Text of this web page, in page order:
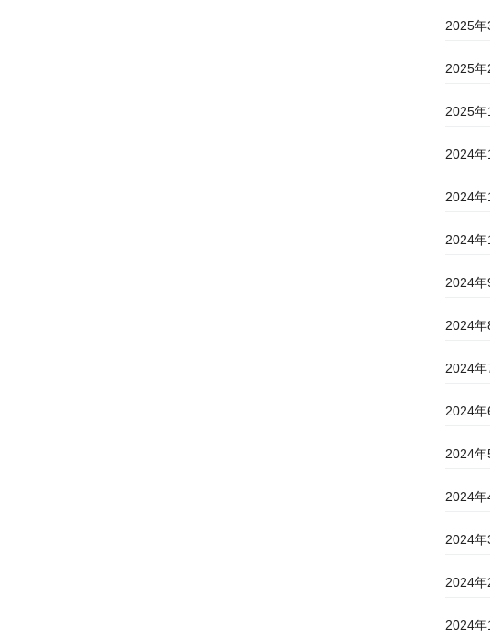
2025年
2025年
2025年
2024年
2024年
2024年
2024年
2024年
2024年
2024年
2024年
2024年
2024年
2024年
2024年